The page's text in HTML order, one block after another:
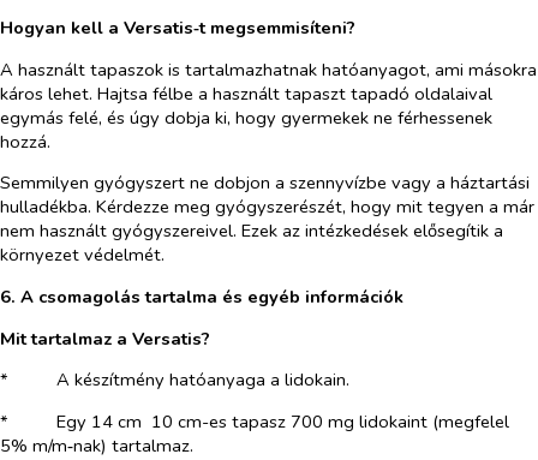
Hogyan kell a Versatis‑t megsemmisíteni?
A használt tapaszok is tartalmazhatnak hatóanyagot, ami másokra
káros lehet. Hajtsa félbe a használt tapaszt tapadó oldalaival
egymás felé, és úgy dobja ki, hogy gyermekek ne férhessenek
hozzá.
Semmilyen gyógyszert ne dobjon a szennyvízbe vagy a háztartási
hulladékba. Kérdezze meg gyógyszerészét, hogy mit tegyen a már
nem használt gyógyszereivel. Ezek az intézkedések elősegítik a
környezet védelmét.
6. A csomagolás tartalma és egyéb információk
Mit tartalmaz a Versatis?
*​
A készítmény hatóanyaga a lidokain.
*​
Egy 14 cm 10 cm-es tapasz 700 mg lidokaint (megfelel
5% m/m‑nak) tartalmaz.